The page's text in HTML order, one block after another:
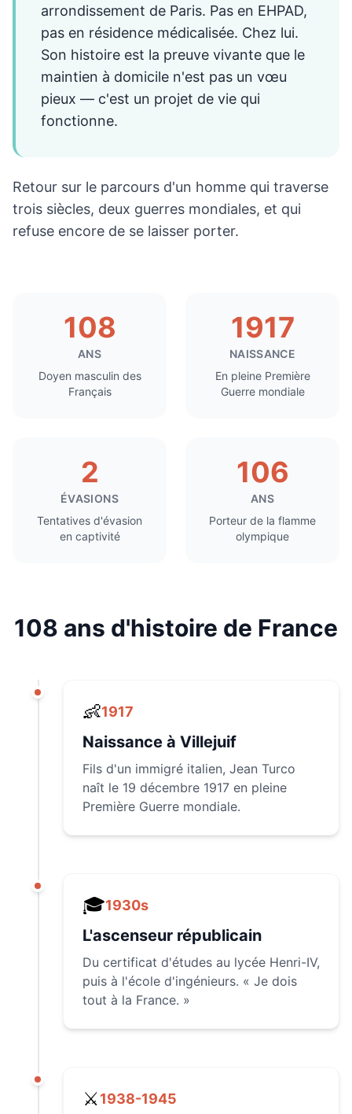
arrondissement de Paris. Pas en EHPAD,
pas en résidence médicalisée. Chez lui.
Son histoire est la preuve vivante que le
maintien à domicile n'est pas un vœu
pieux — c'est un projet de vie qui
fonctionne.
Retour sur le parcours d'un homme qui traverse
trois siècles, deux guerres mondiales, et qui
refuse encore de se laisser porter.
108
ANS
Doyen masculin des
Français
1917
NAISSANCE
En pleine Première
Guerre mondiale
2
ÉVASIONS
Tentatives d'évasion
en captivité
106
ANS
Porteur de la flamme
olympique
108 ans d'histoire de France
👶1917
Naissance à Villejuif
Fils d'un immigré italien, Jean Turco
naît le 19 décembre 1917 en pleine
Première Guerre mondiale.
🎓1930s
L'ascenseur républicain
Du certificat d'études au lycée Henri-IV,
puis à l'école d'ingénieurs. « Je dois
tout à la France. »
⚔️1938-1945